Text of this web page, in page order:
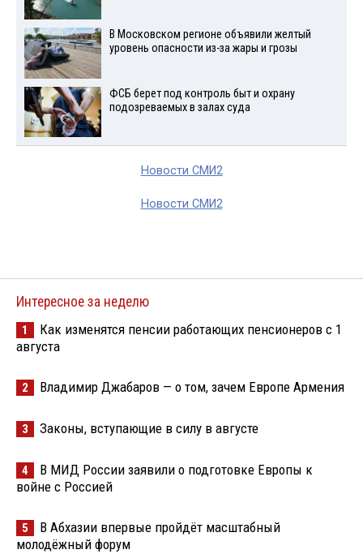
В Московском регионе объявили желтый
уровень опасности из-за жары и грозы
ФСБ берет под контроль быт и охрану
подозреваемых в залах суда
Новости СМИ2
Новости СМИ2
Интересное за неделю
1
Как изменятся пенсии работающих пенсионеров с 1
августа
2 Владимир Джабаров — о том, зачем Европе Армения
3 Законы, вступающие в силу в августе
4
В МИД России заявили о подготовке Европы к
войне с Россией
5
В Абхазии впервые пройдёт масштабный
молодёжный форум